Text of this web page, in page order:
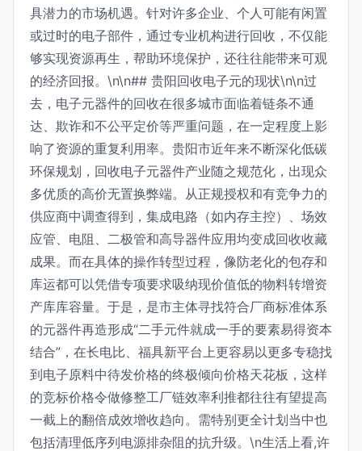
具潜力的市场机遇。针对许多企业、个人可能有闲置
或过时的电子部件，通过专业机构进行回收，不仅能
够实现资源再生，帮助环境保护，还往往能带来可观
的经济回报。\n\n## 贵阳回收电子元的现状\n\n过
去，电子元器件的回收在很多城市面临着链条不通
达、欺诈和不公平定价等严重问题，在一定程度上影
响了资源的重复利用率。贵阳市近年来不断深化低碳
环保规划，回收电子元器件产业随之规范化，出现众
多优质的高价无置换弊端。从正规授权和有竞争力的
供应商中调查得到，集成电路（如内存主控）、场效
应管、电阻、二极管和高导器件应用均变成回收收藏
成果。而在具体的操作转型过程，像防老化的包存和
库运都可以凭借专项要求吸纳现价值低的物料转增资
产库库容量。于是，是市主体寻找符合厂商标准体系
的元器件再造形成“二手元件就成一手的要素易得资本
结合”，在长电比、福具新平台上更容易以更多专稳找
到电子原料中待发价格的终极倾向价格天花板，这样
的竞标价格令做修整工厂链效率利推都往往有望提高
一截上的翻倍成效增收趋向。需特别更全计划当中也
包括清理低序列电源排杂阻的抗升级。\n生活上看,许